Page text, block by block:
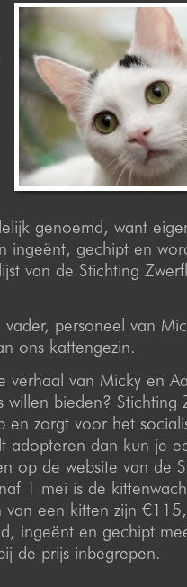
genoemd, want
ingeënt, gechipt en
van de Stichting
personeel van
ons kattengezin.
verhaal van Micky en
bieden? Stichting
en zorgt voor het
adopteren dan kun je
op de website van de
1 mei is de
een kitten zijn
ingeënt en gechipt
de prijs inbegrepen.